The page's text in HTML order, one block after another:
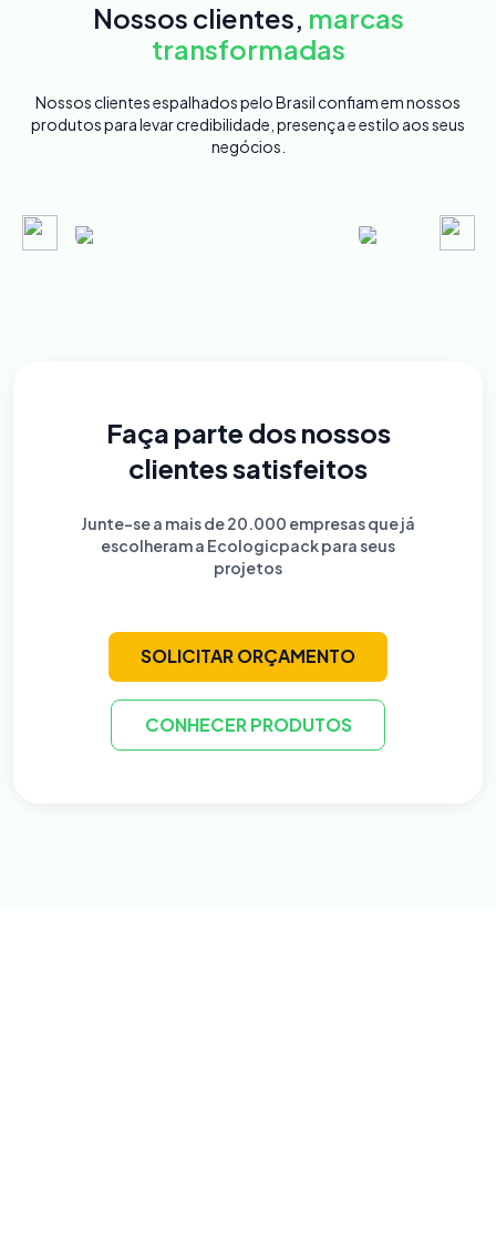
Nossos clientes, marcas
transformadas
Nossos clientes espalhados pelo Brasil confiam em nossos
produtos para levar credibilidade, presença e estilo aos seus
negócios.
Faça parte dos nossos
clientes satisfeitos
Junte-se a mais de 20.000 empresas que já
escolheram a Ecologicpack para seus
projetos
SOLICITAR ORÇAMENTO
CONHECER PRODUTOS